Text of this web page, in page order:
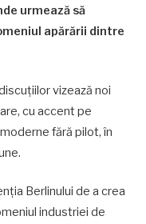
urmează să
apărării dintre
vizează noi
cu accent pe
fără pilot, în
Berlinului de a crea
industriei de